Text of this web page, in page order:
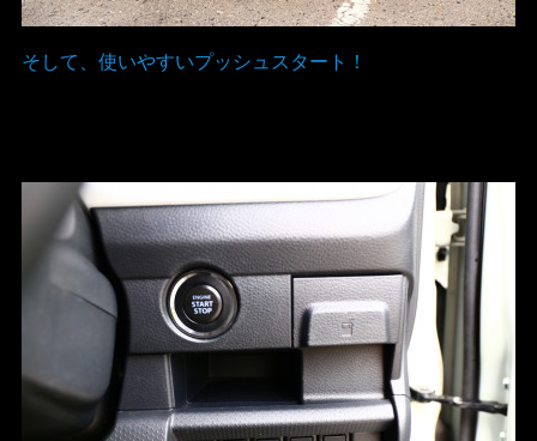
そして、使いやすいプッシュスタート！